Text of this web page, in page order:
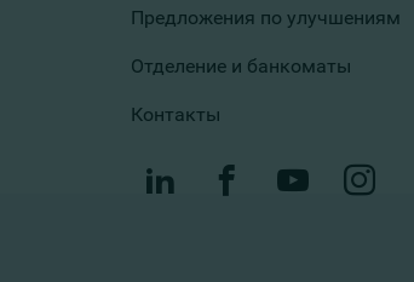
Предложения по улучшениям
Отделение и банкоматы
Контакты